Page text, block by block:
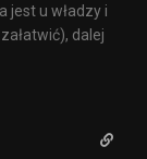
jest u władzy i
dalej